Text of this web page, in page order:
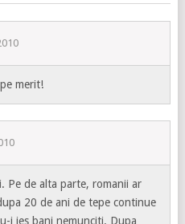
merit!
Pe de alta parte, romanii ar
20 de ani de tepe continue
i ies bani nemunciti. Dupa